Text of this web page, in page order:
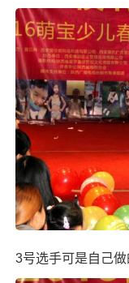
3号选手可是自己